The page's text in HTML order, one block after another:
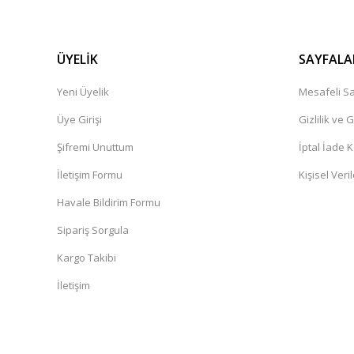
ÜYELİK
Yeni Üyelik
Üye Girişi
Şifremi Unuttum
İletişim Formu
Havale Bildirim Formu
Sipariş Sorgula
Kargo Takibi
İletişim
Mesafeli
Gizlilik ve
İptal İade
Kişisel